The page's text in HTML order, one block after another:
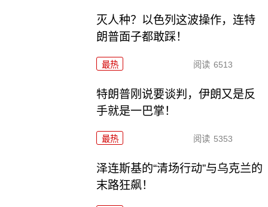
灭人种？以色列这波操作，连特
朗普面子都敢踩！
最热 阅读 6513
特朗普刚说要谈判，伊朗又是反
手就是一巴掌！
最热 阅读 5353
泽连斯基的“清场行动”与乌克兰的
末路狂飙！